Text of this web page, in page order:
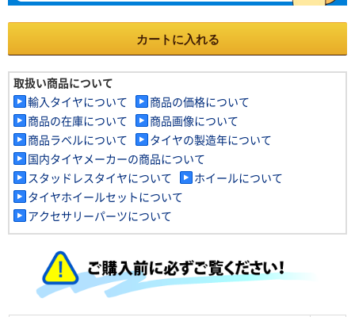
カートに入れる
取扱い商品について
輸入タイヤについて
商品の価格について
商品の在庫について
商品画像について
商品ラベルについて
タイヤの製造年について
国内タイヤメーカーの商品について
スタッドレスタイヤについて
ホイールについて
タイヤホイールセットについて
アクセサリーパーツについて